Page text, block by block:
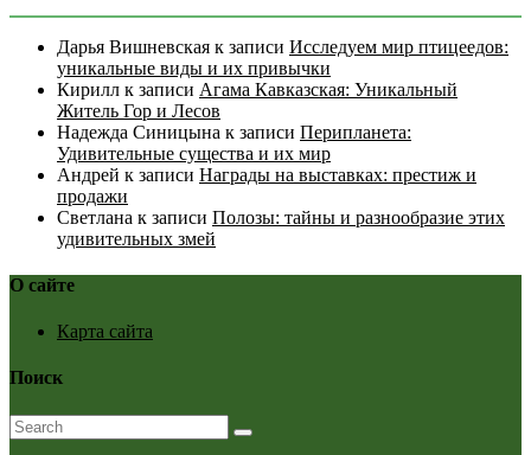
Дарья Вишневская к записи Исследуем мир птицеедов:
уникальные виды и их привычки
Кирилл к записи Агама Кавказская: Уникальный
Житель Гор и Лесов
Надежда Синицына к записи Перипланета:
Удивительные существа и их мир
Андрей к записи Награды на выставках: престиж и
продажи
Светлана к записи Полозы: тайны и разнообразие этих
удивительных змей
О сайте
Карта сайта
Поиск